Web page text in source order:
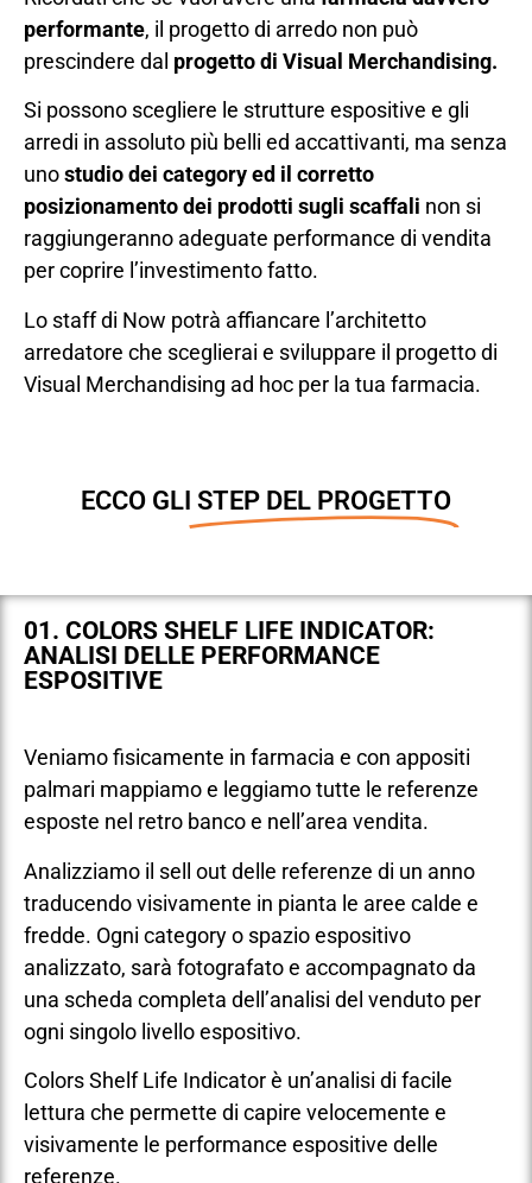
performante, il progetto di arredo non può
prescindere dal progetto di Visual Merchandising.
Si possono scegliere le strutture espositive e gli
arredi in assoluto più belli ed accattivanti, ma senza
unostudio dei category ed il corretto
posizionamento dei prodotti sugli scaffali non si
raggiungeranno adeguate performance di vendita
per coprire l’investimento fatto.
Lo staff di Now potrà affiancare l’architetto
arredatore che sceglierai e sviluppare il progetto di
Visual Merchandising ad hoc per la tua farmacia.
ECCO GLI STEP DEL PROGETTO
01. COLORS SHELF LIFE INDICATOR:
ANALISI DELLE PERFORMANCE
ESPOSITIVE
Veniamo fisicamente in farmacia e con appositi
palmari mappiamo e leggiamo tutte le referenze
esposte nel retro banco e nell’area vendita.
Analizziamo il sell out delle referenze di un anno
traducendo visivamente in pianta le aree calde e
fredde. Ogni category o spazio espositivo
analizzato, sarà fotografato e accompagnato da
una scheda completa dell’analisi del venduto per
ogni singolo livello espositivo.
Colors Shelf Life Indicator è un’analisi di facile
lettura che permette di capire velocemente e
visivamente le performance espositive delle
referenze.